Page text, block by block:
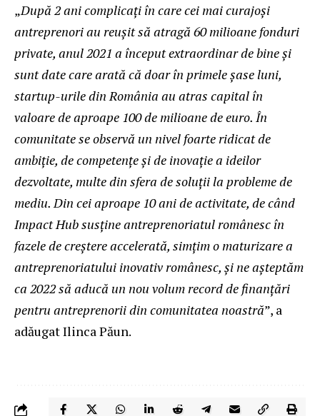
„După 2 ani complicați în care cei mai curajoși
antreprenori au reușit să atragă 60 milioane fonduri
private, anul 2021 a început extraordinar de bine și
sunt date care arată că doar în primele șase luni,
startup-urile din România au atras capital în
valoare de aproape 100 de milioane de euro. În
comunitate se observă un nivel foarte ridicat de
ambiție, de competențe și de inovație a ideilor
dezvoltate, multe din sfera de soluții la probleme de
mediu. Din cei aproape 10 ani de activitate, de când
Impact Hub susține antreprenoriatul românesc în
fazele de creștere accelerată, simțim o maturizare a
antreprenoriatului inovativ românesc, și ne așteptăm
ca 2022 să aducă un nou volum record de finanțări
pentru antreprenorii din comunitatea noastră”, a
adăugat Ilinca Păun.